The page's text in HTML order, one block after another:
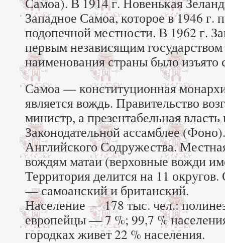
Западное Самоа, которое в 1946 г.
подопечной местности. В 1962 г.
первым независящим
наименования страны было изъято
Самоа — конституционная
является вождь. Правительство
министр, а презентабельная
Законодательной ассамблее
Английского Содружества.
вождям матаи (верховные вожди
Территория делится на 11
— самоанский и британский.
Население — 178 тыс. чел.:
европейцы — 7 %; 99,7 %
городках живет 22 % населения.